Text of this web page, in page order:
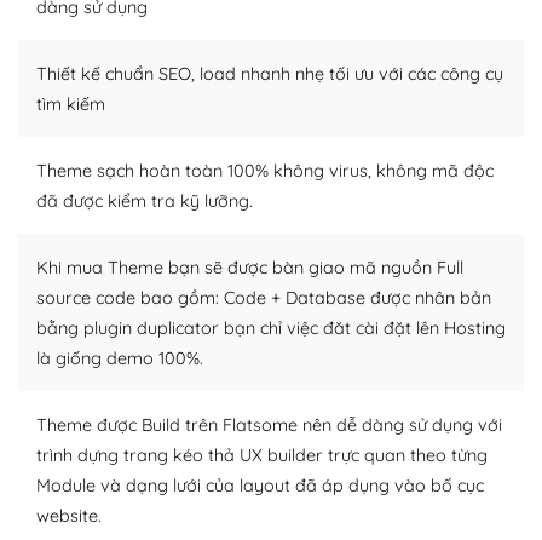
– Sở hữu một cộng đồng lớn, sẵn sàng hỗ trợ
người cuồng tín WordPress.
kiếm những cộng đồng WordPress, họ sẽ giúp bạn trả
lời, giải đáp vấn đề của bạn.
Cộng đồng sử dụng WordPress sẵn sàng hỗ trợ bạn
Plugin mở rộng là thành phần cài đặt thêm vào
WordPress để tăng thêm các tính năng cần thiết. Có
nhiều plugin trả phí hoặc miễn phí.
dàng sử dụng
Thiết kế chuẩn SEO, load nhanh nhẹ tối ưu với các công cụ
tìm kiếm
Theme sạch hoàn toàn 100% không virus, không mã độc
đã được kiểm tra kỹ lưỡng.
Khi mua Theme bạn sẽ được bàn giao mã nguồn Full
source code bao gồm: Code + Database được nhân bản
bằng plugin duplicator bạn chỉ việc đăt cài đặt lên Hosting
là giống demo 100%.
Theme được Build trên Flatsome nên dễ dàng sử dụng với
trình dựng trang kéo thả UX builder trực quan theo từng
Module và dạng lưới của layout đã áp dụng vào bố cục
website.